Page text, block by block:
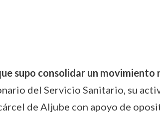
supo consolidar un movimiento
del Servicio Sanitario, su
de Aljube con apoyo de